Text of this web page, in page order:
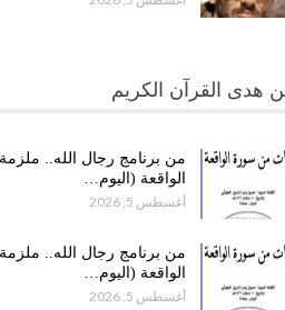
هدى القرآن الكريم
من برنامج رجال الله..
الواقعة (اليوم…
أغسطس 5, 2026
من برنامج رجال الله..
الواقعة (اليوم…
أغسطس 5, 2026